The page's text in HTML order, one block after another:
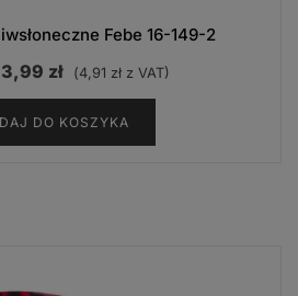
Febe 16-149-2
Pierwotna
zł.
3,99 zł Aktualna
cena
wynosi:
3,99 zł.
(4,91 zł z VAT)
DO KOSZYKA